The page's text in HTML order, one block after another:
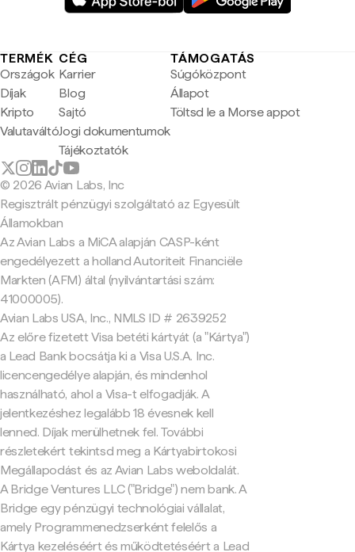
TERMÉK
Országok
Díjak
Kripto
Valutaváltó
CÉG
Karrier
Blog
Sajtó
Jogi dokumentumok
Tájékoztatók
TÁMOGATÁS
Súgóközpont
Állapot
Töltsd le a Morse appot
© 2026 Avian Labs, Inc
Regisztrált pénzügyi szolgáltató az Egyesült
Államokban
Az Avian Labs a MiCA alapján CASP-ként
engedélyezett a holland Autoriteit Financiële
Markten (AFM) által (nyilvántartási szám:
41000005).
Avian Labs USA, Inc., NMLS ID # 2639252
Az előre fizetett Visa betéti kártyát (a "Kártya")
a Lead Bank bocsátja ki a Visa U.S.A. Inc.
licencengedélye alapján, és mindenhol
használható, ahol a Visa-t elfogadják. A
jelentkezéshez legalább 18 évesnek kell
lenned. Díjak merülhetnek fel. További
részletekért tekintsd meg a Kártyabirtokosi
Megállapodást és az Avian Labs weboldalát.
A Bridge Ventures LLC ("Bridge") nem bank. A
Bridge egy pénzügyi technológiai vállalat,
amely Programmenedzserként felelős a
Kártya kezeléséért és működtetéséért a Lead